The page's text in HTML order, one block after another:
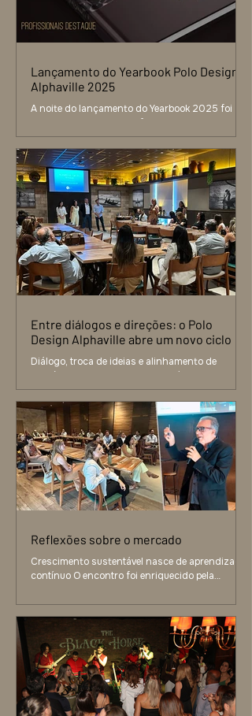
dialoga com a paisagem.
Lançamento do Yearbook Polo Design
Alphaville 2025
A noite do lançamento do Yearbook 2025 foi
mais do que um evento, foi um encontro potente
entre criação, reconhecimento e propósito.
Realizado na Livraria da Travessa de Alphaville,
o lançamento reuniu mais de 40 escritórios de
arquitetura e design, que estiveram presentes
para autografar suas páginas e celebrar um
projeto que materializa o olhar, o repertório e a
trajetória de cada profissional. Ao longo da
noite, mais de 300 convidados circularam pelo
espaço, em um fluxo le
Entre diálogos e direções: o Polo
Design Alphaville abre um novo ciclo
Diálogo, troca de ideias e alinhamento de
propósitos Reunimos os empresários
associados do Polo Design Alphaville para dar
início a 2026 a partir do que realmente nos
move: diálogo, troca de ideias e alinhamento de
propósitos. O encontro marcou não apenas a
apresentação da nova diretoria, mas também a
celebração do caminho já percorrido e o
compartilhamento da visão que orienta os
próximos anos: evoluir juntos, fortalecer o
ecossistema local e elevar, de forma
Reflexões sobre o mercado
Crescimento sustentável nasce de aprendizado
contínuo O encontro foi enriquecido pela
essenciais sobre posicionamento de mercado.
Em sua apresentação, abordou a diferença entre
segmento e nicho, destacando como a
especialização é um fator estratégico para
empresas que desejam se diferenciar e construir
relevância. Ao compartilhar conhecimento e
provocar novas leituras sobre o mercado, a
palestra reforçou a importância de esco